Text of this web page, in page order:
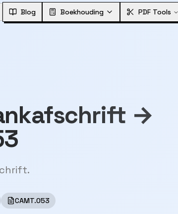
Blog Boekhouding PDF Tools
→
CAMT.053